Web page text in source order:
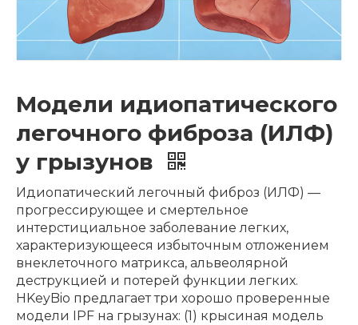
Модели идиопатического
легочного фиброза (ИЛФ)
у грызунов
Идиопатический легочный фиброз (ИЛФ) —
прогрессирующее и смертельное
интерстициальное заболевание легких,
характеризующееся избыточным отложением
внеклеточного матрикса, альвеолярной
деструкцией и потерей функции легких.
HKeyBio предлагает три хорошо проверенные
модели IPF на грызунах: (1) крысиная модель